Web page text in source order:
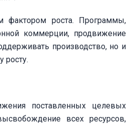
фактором роста. Программы,
коммерции, продвижение
производство, но и
росту.
поставленных целевых
всех ресурсов,